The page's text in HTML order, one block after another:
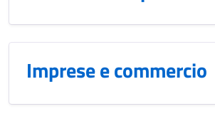
Imprese e commercio